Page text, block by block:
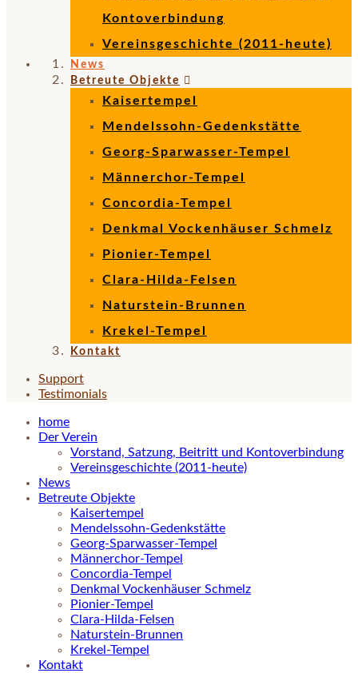
Kontoverbindung
Vereinsgeschichte (2011-heute)
News
Betreute Objekte
Kaisertempel
Mendelssohn-Gedenkstätte
Georg-Sparwasser-Tempel
Männerchor-Tempel
Concordia-Tempel
Denkmal Vockenhäuser Schmelz
Pionier-Tempel
Clara-Hilda-Felsen
Naturstein-Brunnen
Krekel-Tempel
Kontakt
Support
Testimonials
home
Der Verein
Vorstand, Satzung, Beitritt und Kontoverbindung
Vereinsgeschichte (2011-heute)
News
Betreute Objekte
Kaisertempel
Mendelssohn-Gedenkstätte
Georg-Sparwasser-Tempel
Männerchor-Tempel
Concordia-Tempel
Denkmal Vockenhäuser Schmelz
Pionier-Tempel
Clara-Hilda-Felsen
Naturstein-Brunnen
Krekel-Tempel
Kontakt